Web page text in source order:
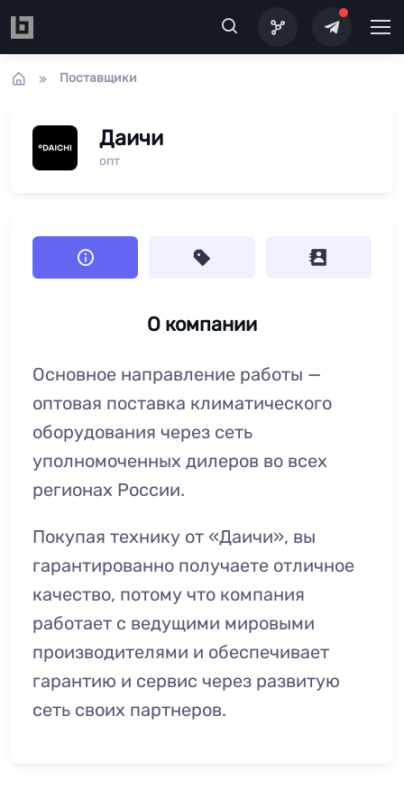
Поставщики
Даичи
опт
О компании
Основное направление работы —
оптовая поставка климатического
оборудования через сеть
уполномоченных дилеров во всех
регионах России.
Покупая технику от «Даичи», вы
гарантированно получаете отличное
качество, потому что компания
работает с ведущими мировыми
производителями и обеспечивает
гарантию и сервис через развитую
сеть своих партнеров.